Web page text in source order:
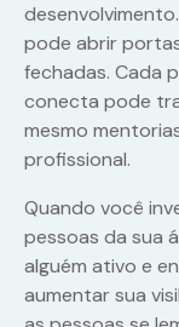
pode abrir
fechadas. Cada
conecta pode
mesmo
profissional.
Quando você
pessoas da sua
alguém ativo e
aumentar sua